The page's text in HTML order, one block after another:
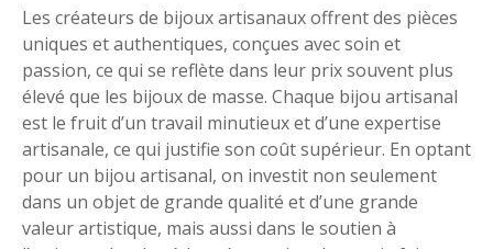
Les créateurs de bijoux artisanaux offrent des pièces
uniques et authentiques, conçues avec soin et
passion, ce qui se reflète dans leur prix souvent plus
élevé que les bijoux de masse. Chaque bijou artisanal
est le fruit d’un travail minutieux et d’une expertise
artisanale, ce qui justifie son coût supérieur. En optant
pour un bijou artisanal, on investit non seulement
dans un objet de grande qualité et d’une grande
valeur artistique, mais aussi dans le soutien à